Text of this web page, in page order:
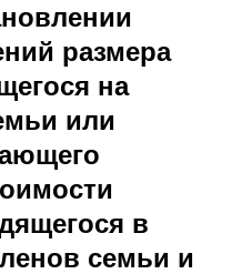
размера
на
или
в
семьи и